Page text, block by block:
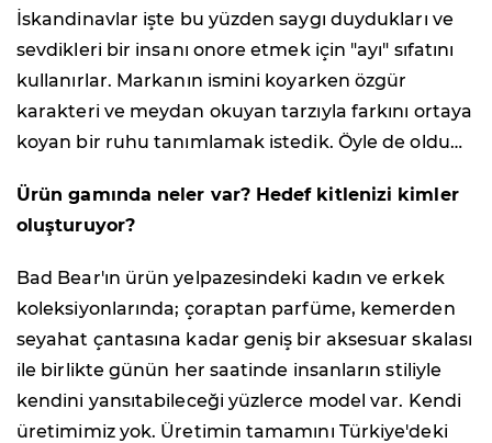
İskandinavlar işte bu yüzden saygı duydukları ve
sevdikleri bir insanı onore etmek için "ayı" sıfatını
kullanırlar. Markanın ismini koyarken özgür
karakteri ve meydan okuyan tarzıyla farkını ortaya
koyan bir ruhu tanımlamak istedik. Öyle de oldu…
Ürün gamında neler var? Hedef kitlenizi kimler
oluşturuyor?
Bad Bear'ın ürün yelpazesindeki kadın ve erkek
koleksiyonlarında; çoraptan parfüme, kemerden
seyahat çantasına kadar geniş bir aksesuar skalası
ile birlikte günün her saatinde insanların stiliyle
kendini yansıtabileceği yüzlerce model var. Kendi
üretimimiz yok. Üretimin tamamını Türkiye'deki